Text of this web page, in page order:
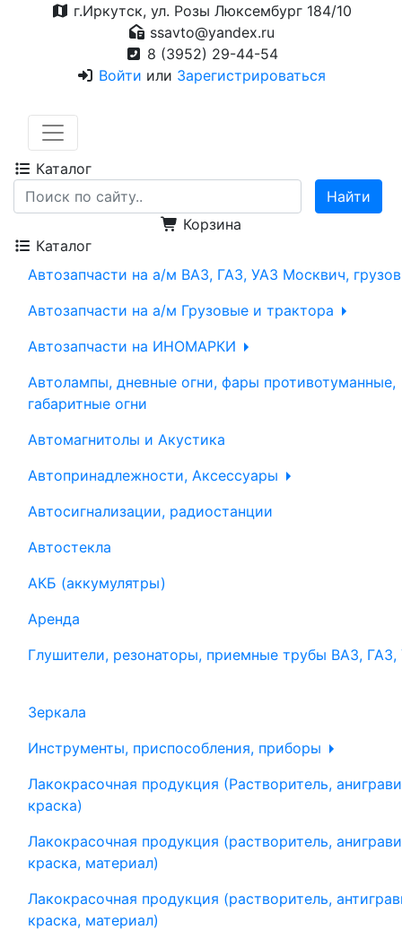
г.Иркутск, ул. Розы Люксембург 184/10
ssavto@yandex.ru
8 (3952) 29-44-54
Войти или Зарегистрироваться
Каталог
Корзина
Каталог
Автозапчасти на а/м ВАЗ, ГАЗ, УАЗ Москвич,
Автозапчасти на а/м Грузовые и трактора
Автозапчасти на ИНОМАРКИ
Автолампы, дневные огни, фары противотуманные,
габаритные огни
Автомагнитолы и Акустика
Автопринадлежности, Аксессуары
Автосигнализации, радиостанции
Автостекла
АКБ (аккумулятры)
Аренда
Глушители, резонаторы, приемные трубы ВАЗ, ГАЗ,
Зеркала
Инструменты, приспособления, приборы
Лакокрасочная продукция (Растворитель,
краска)
Лакокрасочная продукция (растворитель,
краска, материал)
Лакокрасочная продукция (растворитель,
краска, материал)